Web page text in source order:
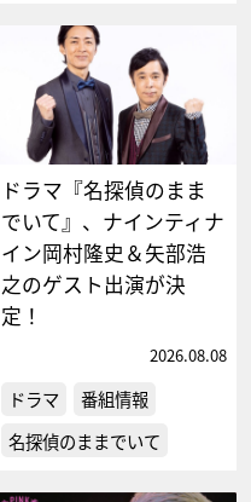
ドラマ『名探偵のまま
でいて』、ナインティナ
イン岡村隆史＆矢部浩
之のゲスト出演が決
定！
2026.08.08
ドラマ
番組情報
名探偵のままでいて